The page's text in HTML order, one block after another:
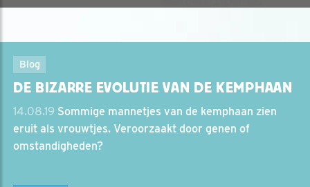
Blog
DE BIZARRE EVOLUTIE VAN DE KEMPHAAN
14.08.19 Sommige mannetjes van de kemphaan zien
eruit als vrouwtjes. Veroorzaakt door genen of
omstandigheden?